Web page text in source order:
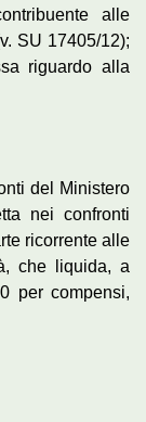
alle
SU 17405/12);
riguardo alla
del Ministero
nei confronti
ricorrente alle
che liquida, a
per compensi,